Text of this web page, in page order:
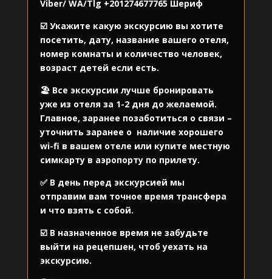
Viber/ WA/Tlg +201274677765 Шериф
☑️ Укажите какую экскурсию вы хотите
посетить, дату, название вашего отеля,
номер комнаты и количество человек,
возраст детей если есть.
🏖️ Все экскурсии лучше бронировать
уже из отеля за 1-2 дня до желаемой.
Главное, заранее позаботиться о связи –
уточнить заранее о наличие хорошего
wi-fi в вашем отеле или купите местную
симкарту в аэропорту по прилету.
✅ В день перед экскурсией мы
отправим вам точное время трансфера
и что взять с собой.
☑️ В назначенное время не забудьте
выйти на рецепшен, чтоб уехать на
экскурсию.